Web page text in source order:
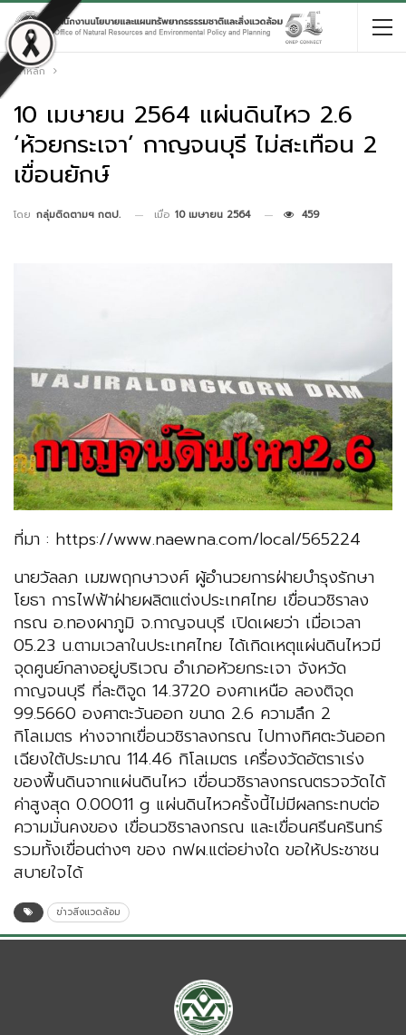
หน้าหลัก
10 เมษายน 2564 แผ่นดินไหว 2.6
‘ห้วยกระเจา’ กาญจนบุรี ไม่สะเทือน 2
เขื่อนยักษ์
โดย กลุ่มติดตามฯ กตป. เมื่อ 10 เมษายน 2564 459
ที่มา : https://www.naewna.com/local/565224
นายวัลลภ เมฆพฤกษาวงศ์ ผู้อำนวยการฝ่ายบำรุงรักษา
โยธา การไฟฟ้าฝ่ายผลิตแต่งประเทศไทย เขื่อนวชิราลง
กรณ อ.ทองผาภูมิ จ.กาญจนบุรี เปิดเผยว่า เมื่อเวลา
05.23 น.ตามเวลาในประเทศไทย ได้เกิดเหตุแผ่นดินไหวมี
จุดศูนย์กลางอยู่บริเวณ อำเภอห้วยกระเจา จังหวัด
กาญจนบุรี ที่ละติจูด 14.3720 องศาเหนือ ลองติจุด
99.5660 องศาตะวันออก ขนาด 2.6 ความลึก 2
กิโลเมตร ห่างจากเขื่อนวชิราลงกรณ ไปทางทิศตะวันออก
เฉียงใต้ประมาณ 114.46 กิโลเมตร เครื่องวัดอัตราเร่ง
ของพื้นดินจากแผ่นดินไหว เขื่อนวชิราลงกรณตรวจวัดได้
ค่าสูงสุด 0.00011 g แผ่นดินไหวครั้งนี้ไม่มีผลกระทบต่อ
ความมั่นคงของ เขื่อนวชิราลงกรณ และเขื่อนศรีนครินทร์
รวมทั้งเขื่อนต่างๆ ของ กฟผ.แต่อย่างใด ขอให้ประชาชน
สบายใจได้
ข่าวสิ่งแวดล้อม